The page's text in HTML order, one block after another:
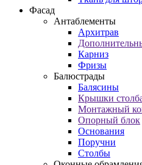
Фасад
Антаблементы
Архитрав
Карниз
Фризы
Балюстрады
Балясины
Крышки
Монтажный
Опорный блок
Основания
Поручни
Столбы